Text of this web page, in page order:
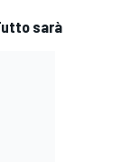
sarà